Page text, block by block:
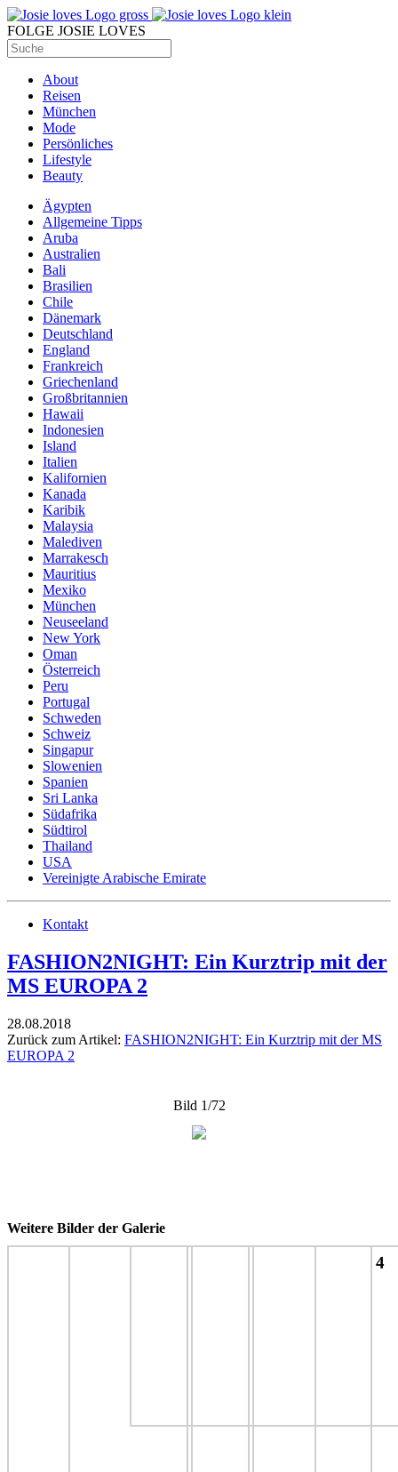
FOLGE JOSIE LOVES
About
Reisen
München
Mode
Persönliches
Lifestyle
Beauty
Ägypten
Allgemeine Tipps
Aruba
Australien
Bali
Brasilien
Chile
Dänemark
Deutschland
England
Frankreich
Griechenland
Großbritannien
Hawaii
Indonesien
Island
Italien
Kalifornien
Kanada
Karibik
Malaysia
Malediven
Marrakesch
Mauritius
Mexiko
München
Neuseeland
New York
Oman
Österreich
Peru
Portugal
Schweden
Schweiz
Singapur
Slowenien
Spanien
Sri Lanka
Südafrika
Südtirol
Thailand
USA
Vereinigte Arabische Emirate
Kontakt
FASHION2NIGHT: Ein Kurztrip mit der
MS EUROPA 2
28.08.2018
Zurück zum Artikel: FASHION2NIGHT: Ein Kurztrip mit der MS
EUROPA 2
Bild 1/72
Weitere Bilder der Galerie
4